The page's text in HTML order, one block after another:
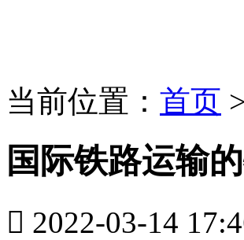
当前位置： 首页
国际铁路运输
 2022-03-14